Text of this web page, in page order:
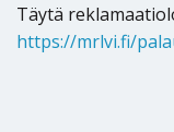
Täytä
https://mrlvi.fi/